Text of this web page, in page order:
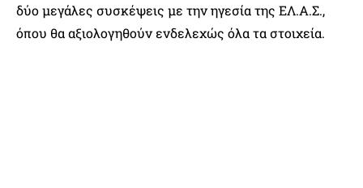
δύο μεγάλες συσκέψεις με την ηγεσία της ΕΛ.Α.Σ.,
όπου θα αξιολογηθούν ενδελεχώς όλα τα στοιχεία.